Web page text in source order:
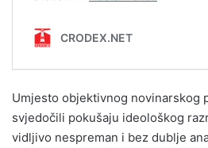
Umjesto objektivnog novinarskog
svjedočili pokušaju ideološkog
vidljivo nespreman i bez dublje